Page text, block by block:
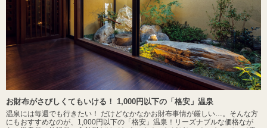
お財布がさびしくてもいける！ 1,000円以下の「格安」温泉
温泉には毎週でも行きたい！ だけどなかなかお財布事情が厳しい…。そんな方
にもおすすめなのが、1,000円以下の「格安」温泉！リーズナブルな価格なが